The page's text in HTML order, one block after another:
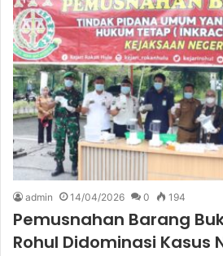
admin 14/04/2026 0 194
Pemusnahan Barang
Rohul Didominasi Kasus